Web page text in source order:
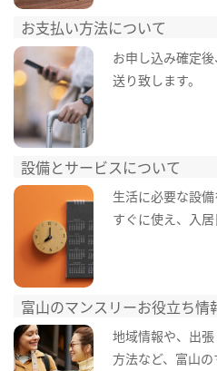
お支払い方法について
お申し込み確定
送り致します。
設備とサービスについて
生活に必要な設
すぐに使え、入居
富山のマンスリーお役立ち情
地域情報や、出
方法など、富山